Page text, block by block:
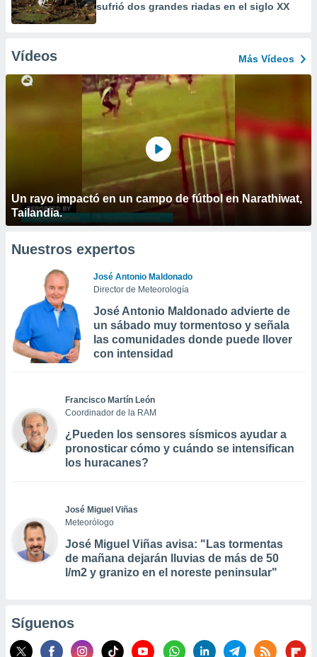
sufrió dos grandes riadas en el siglo XX
Vídeos Más Vídeos
Un rayo impactó en un campo de fútbol en Narathiwat,
Tailandia.
Nuestros expertos
José Antonio Maldonado
Director de Meteorología
José Antonio Maldonado advierte de
un sábado muy tormentoso y señala
las comunidades donde puede llover
con intensidad
Francisco Martín León
Coordinador de la RAM
¿Pueden los sensores sísmicos ayudar a
pronosticar cómo y cuándo se intensifican
los huracanes?
José Miguel Viñas
Meteorólogo
José Miguel Viñas avisa: "Las tormentas
de mañana dejarán lluvias de más de 50
l/m2 y granizo en el noreste peninsular"
Síguenos